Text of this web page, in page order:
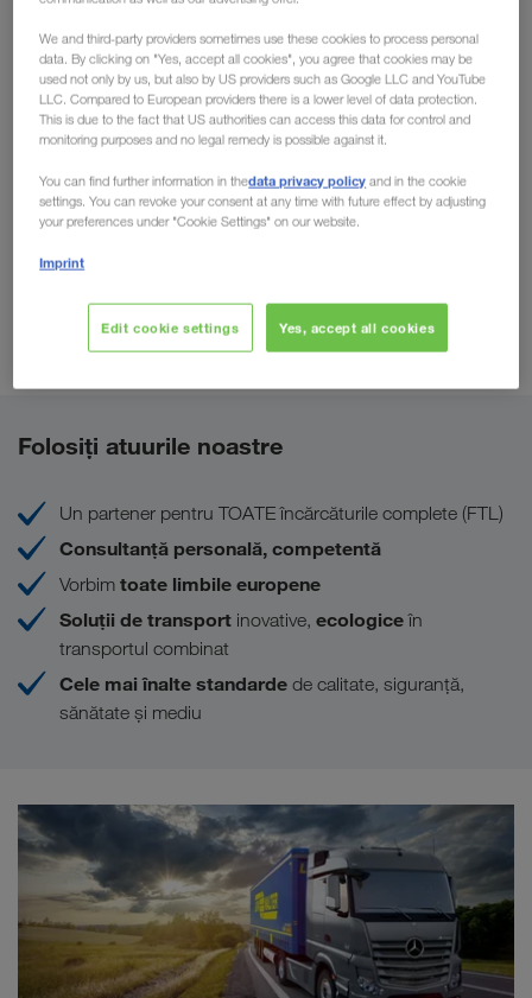
automotive și electronice.
Folosiți atuurile noastre
Un partener pentru TOATE încărcăturile complete (FTL)
Consultanţă personală, competentă
Vorbim toate limbile europene
Soluţii de transport inovative, ecologiceîn
transportul combinat
Cele mai înalte standarde de calitate, siguranță,
sănătate și mediu
We and third-party providers sometimes use these cookies to process personal
data. By clicking on "Yes, accept all cookies", you agree that cookies may be
used not only by us, but also by US providers such as Google LLC and YouTube
LLC. Compared to European providers there is a lower level of data protection.
This is due to the fact that US authorities can access this data for control and
monitoring purposes and no legal remedy is possible against it.
You can find further information in thedata privacy policy and in the cookie
settings. You can revoke your consent at any time with future effect by adjusting
your preferences under "Cookie Settings" on our website.
Imprint
Edit cookie settings Yes, accept all cookies